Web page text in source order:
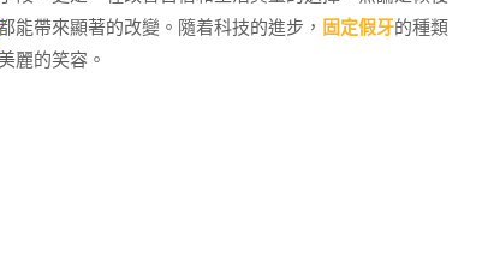
能帶來顯著的改變。隨着科技的進步， 固定假牙的種類
麗的笑容。